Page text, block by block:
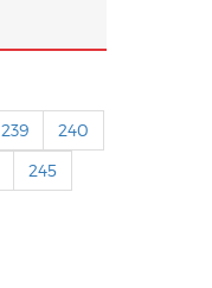
239
240
245